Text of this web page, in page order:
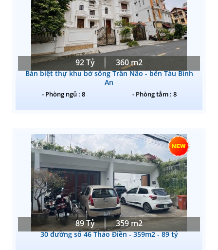
92 Tỷ 360 m2
Bán biệt thự khu bờ sông Trần Não - bến Tàu Bình
An
- Phòng ngủ : 8 - Phòng tắm : 8
89 Tỷ 359 m2
30 đường số 46 Thảo Điền - 359m2 - 89 tỷ